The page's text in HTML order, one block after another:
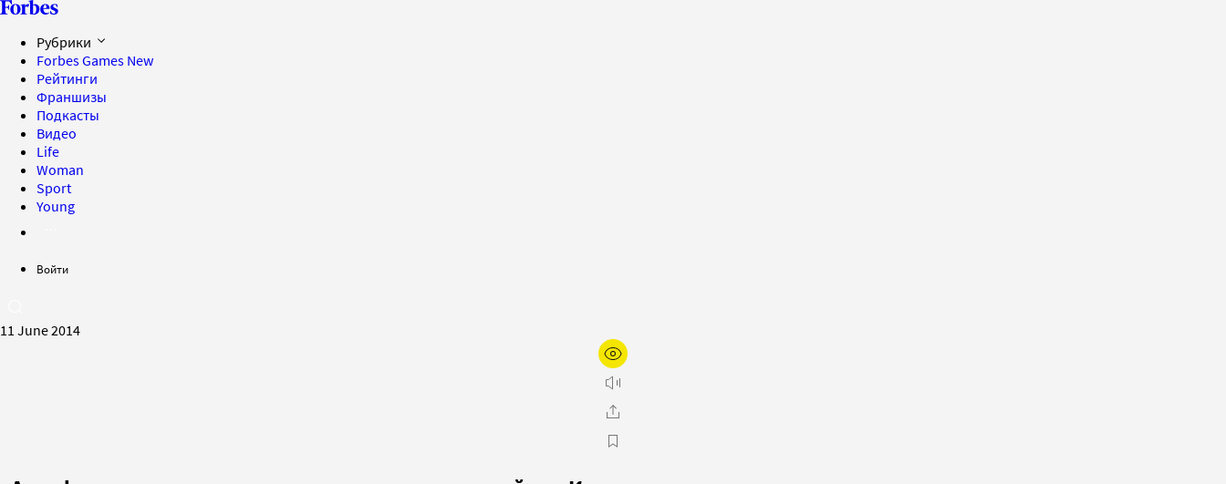
Рубрики
Forbes Games New
Рейтинги
Франшизы
Подкасты
Видео
Life
Woman
Sport
Young
Войти
11 June 2014